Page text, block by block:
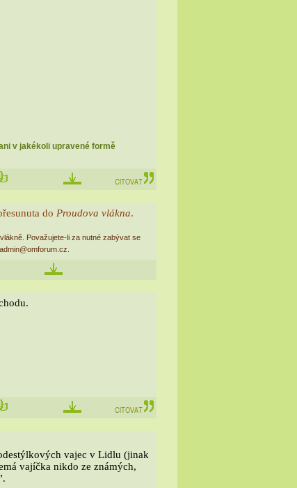
v jakékoli upravené formě
do Proudova vlákna.
Považujete-li za nutné zabývat se
vajec v Lidlu (jinak
vajíčka nikdo ze známých,